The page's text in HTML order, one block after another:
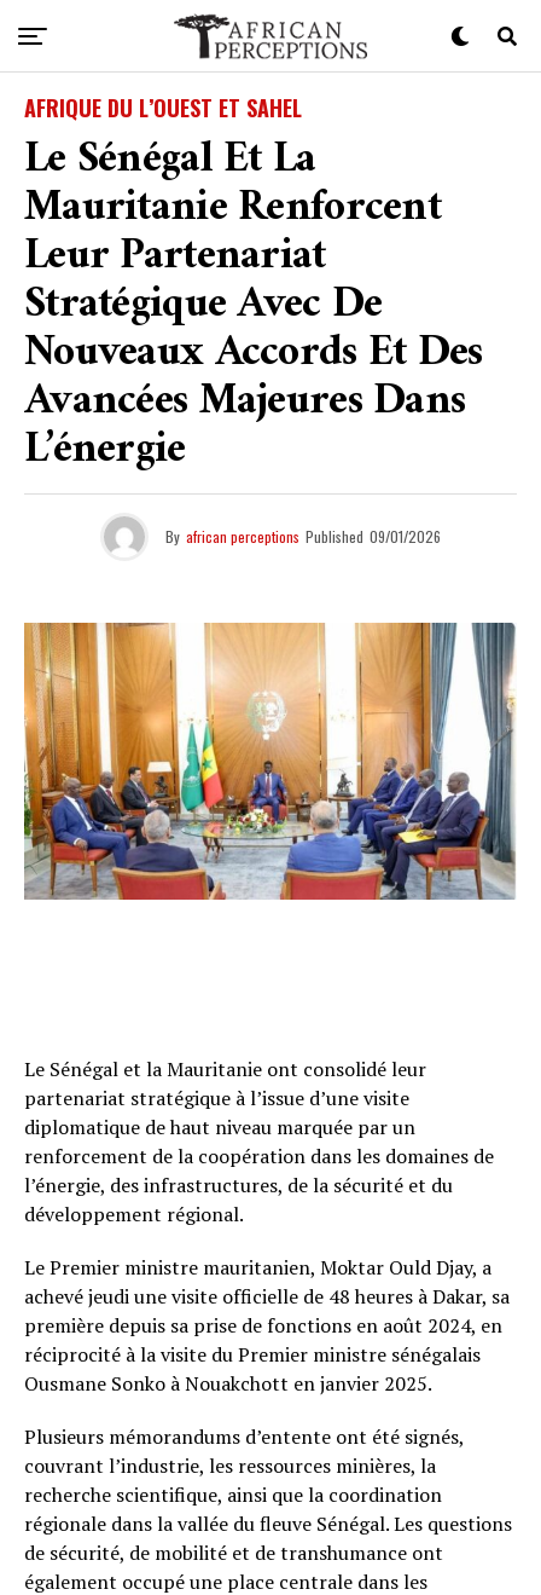
AFRIQUE DU L’OUEST ET SAHEL
Le Sénégal Et La
Mauritanie Renforcent
Leur Partenariat
Stratégique Avec De
Nouveaux Accords Et Des
Avancées Majeures Dans
L’énergie
By african perceptions Published 09/01/2026
Le Sénégal et la Mauritanie ont consolidé leur
partenariat stratégique à l’issue d’une visite
diplomatique de haut niveau marquée par un
renforcement de la coopération dans les domaines de
l’énergie, des infrastructures, de la sécurité et du
développement régional.
Le Premier ministre mauritanien, Moktar Ould Djay, a
achevé jeudi une visite officielle de 48 heures à Dakar, sa
première depuis sa prise de fonctions en août 2024, en
réciprocité à la visite du Premier ministre sénégalais
Ousmane Sonko à Nouakchott en janvier 2025.
Plusieurs mémorandums d’entente ont été signés,
couvrant l’industrie, les ressources minières, la
recherche scientifique, ainsi que la coordination
régionale dans la vallée du fleuve Sénégal. Les questions
de sécurité, de mobilité et de transhumance ont
également occupé une place centrale dans les